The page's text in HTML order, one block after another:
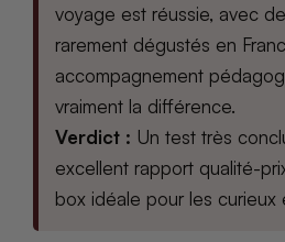
voyage est réussie, avec
rarement dégustés en
accompagnement
vraiment la différence.
Verdict : Un test très
excellent rapport qualité-
box idéale pour les curieux